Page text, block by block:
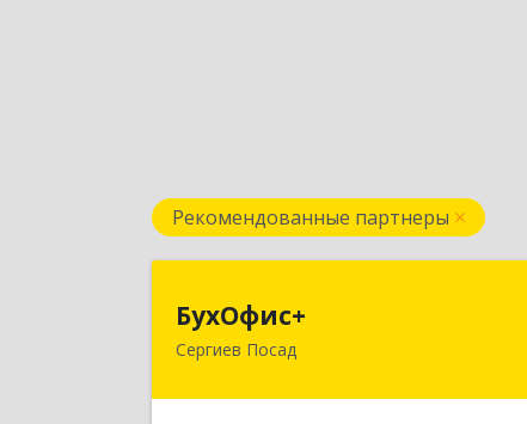
Рекомендованные партнеры
БухОфис+
Сергиев Посад
141304, Московская обл, Сергиево-